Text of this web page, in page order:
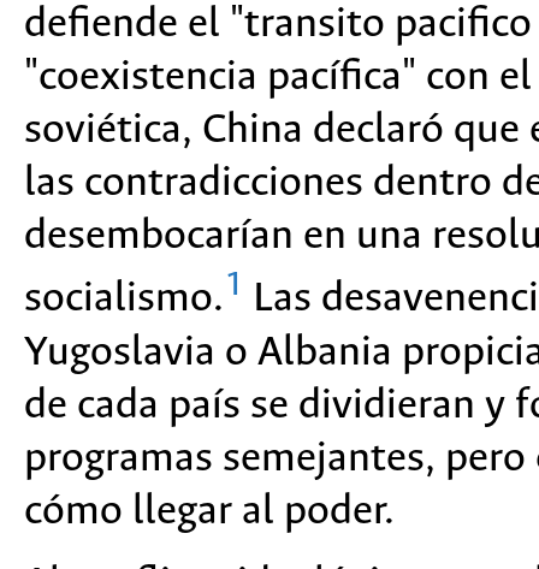
defiende el "transito
"coexistencia pacífica" con
soviética, China declaró
las contradicciones dentro
desembocarían en una
socialismo.1 Las
Yugoslavia o Albania
de cada país se dividieran y
programas semejantes,
cómo llegar al poder.